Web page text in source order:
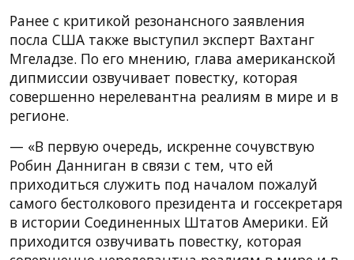
Ранее с критикой резонансного заявления
посла США также выступил эксперт Вахтанг
Мгеладзе. По его мнению, глава американской
дипмиссии озвучивает повестку, которая
совершенно нерелевантна реалиям в мире и в
регионе.
— «В первую очередь, искренне сочувствую
Робин Данниган в связи с тем, что ей
приходиться служить под началом пожалуй
самого бестолкового президента и госсекретаря
в истории Соединенных Штатов Америки. Ей
приходится озвучивать повестку, которая